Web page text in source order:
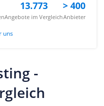
13.773
Angebote im Vergleich
> 400
Anbieter
uns
-